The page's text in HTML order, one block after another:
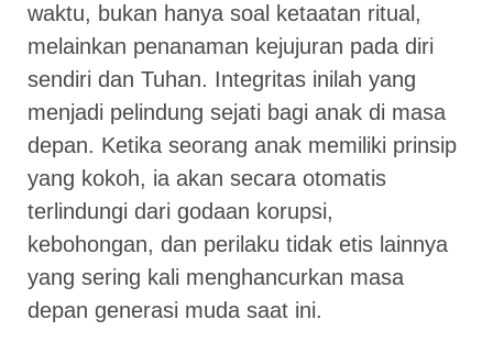
waktu, bukan hanya soal ketaatan ritual,
melainkan penanaman kejujuran pada diri
sendiri dan Tuhan. Integritas inilah yang
menjadi pelindung sejati bagi anak di masa
depan. Ketika seorang anak memiliki prinsip
yang kokoh, ia akan secara otomatis
terlindungi dari godaan korupsi,
kebohongan, dan perilaku tidak etis lainnya
yang sering kali menghancurkan masa
depan generasi muda saat ini.